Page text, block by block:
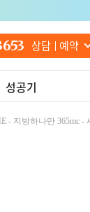
상담 예약
성공기
- 지방하나만 365mc -